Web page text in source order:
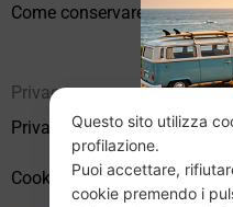
Come conservare
Privacy
Privacy Policy
Cookie Policy (UE)
Questo sito utilizza
profilazione.
Puoi accettare,
cookie premendo i